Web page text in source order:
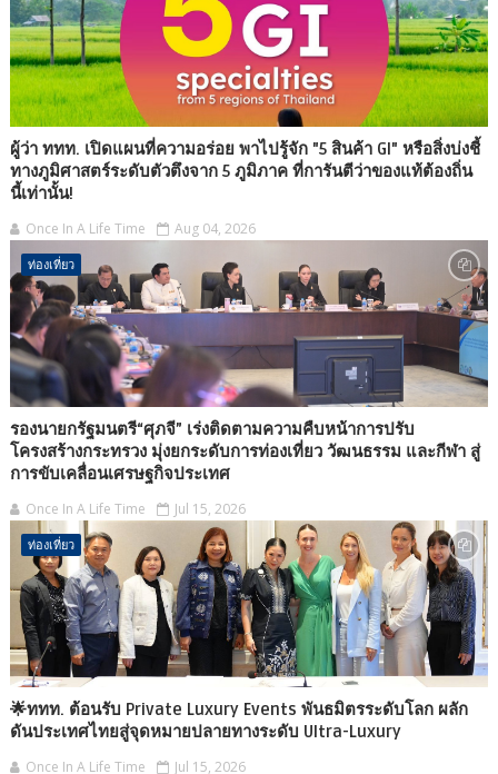
ผู้ว่า ททท. เปิดแผนที่ความอร่อย พาไปรู้จัก "5 สินค้า GI" หรือสิ่งบ่งชี้
ทางภูมิศาสตร์ระดับตัวตึงจาก 5 ภูมิภาค ที่การันตีว่าของแท้ต้องถิ่น
นี้เท่านั้น!
Once In A Life Time Aug 04, 2026
ท่องเที่ยว
รองนายกรัฐมนตรี“ศุภจี” เร่งติดตามความคืบหน้าการปรับ
โครงสร้างกระทรวง มุ่งยกระดับการท่องเที่ยว วัฒนธรรม และกีฬา สู่
การขับเคลื่อนเศรษฐกิจประเทศ
Once In A Life Time Jul 15, 2026
ท่องเที่ยว
🌟ททท. ต้อนรับ Private Luxury Events พันธมิตรระดับโลก ผลัก
ดันประเทศไทยสู่จุดหมายปลายทางระดับ Ultra-Luxury
Once In A Life Time Jul 15, 2026